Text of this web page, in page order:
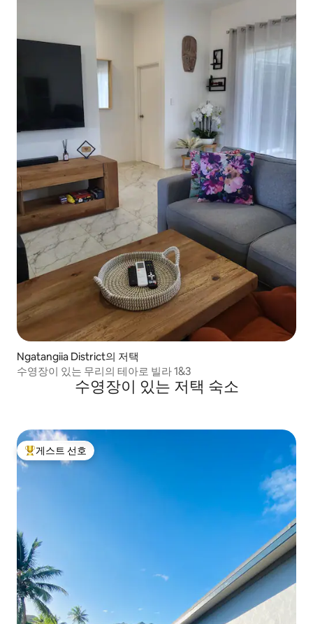
Ngatangiia District의 저택
수영장이 있는 무리의 테아로 빌라 1&3
수영장이 있는 저택 숙소
상위 게스트 선호
게스트 선호